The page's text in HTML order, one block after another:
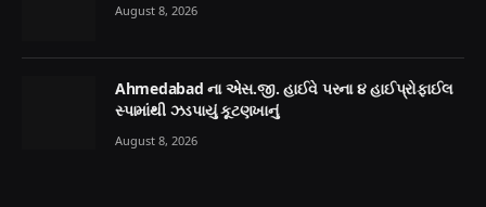
August 8, 2026
Ahmedabad ના એસ.જી. હાઈવે પરના ૪ હાઈપ્રોફાઈલ
સ્પામાંથી ઝડપાયું કૂટણખાનું
August 8, 2026